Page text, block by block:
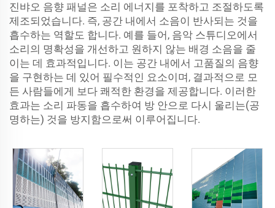
진뱌오 음향 패널은 소리 에너지를 포착하고 조절하도록
제조되었습니다. 즉, 공간 내에서 소음이 반사되는 것을
흡수하는 역할도 합니다. 예를 들어, 음악 스튜디오에서
소리의 명확성을 개선하고 원하지 않는 배경 소음을 줄
이는 데 효과적입니다. 이는 공간 내에서 고품질의 음향
을 구현하는 데 있어 필수적인 요소이며, 결과적으로 모
든 사람들에게 보다 쾌적한 환경을 제공합니다. 이러한
효과는 소리 파동을 흡수하여 방 안으로 다시 울리는(공
명하는) 것을 방지함으로써 이루어집니다.